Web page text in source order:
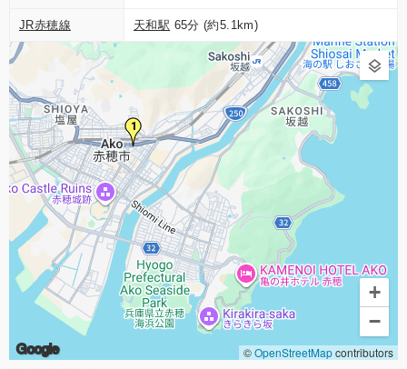
JR赤穂線 天和駅 65分 (約5.1km)
1
Google
+
−
©OpenStreetMapcontributors